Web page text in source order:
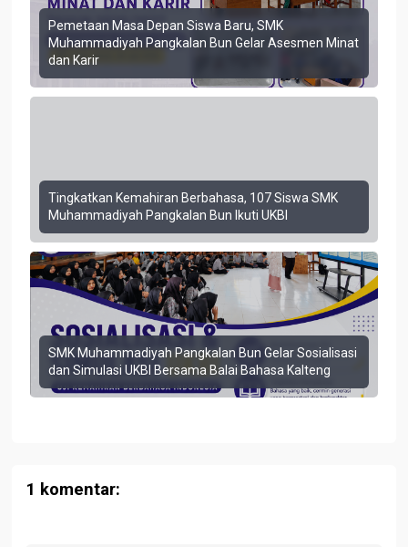
Pemetaan Masa Depan Siswa Baru, SMK
Muhammadiyah Pangkalan Bun Gelar Asesmen Minat
dan Karir
Tingkatkan Kemahiran Berbahasa, 107 Siswa SMK
Muhammadiyah Pangkalan Bun Ikuti UKBI
SMK Muhammadiyah Pangkalan Bun Gelar Sosialisasi
dan Simulasi UKBI Bersama Balai Bahasa Kalteng
1 komentar: